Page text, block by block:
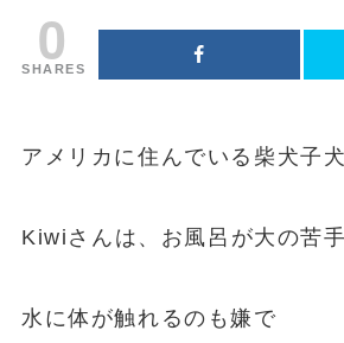
0
SHARES
アメリカに住んでいる柴犬子
Kiwiさんは、お風呂が大の苦手
水に体が触れるのも嫌で